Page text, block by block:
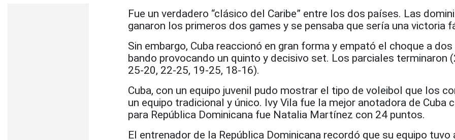
Fue un verdadero “clásico del Caribe” entre los dos países. Las
ganaron los primeros dos games y se pensaba que sería una victoria
Sin embargo, Cuba reaccionó en gran forma y empató el choque a dos
bando provocando un quinto y decisivo set. Los parciales terminaron
25-20, 22-25, 19-25, 18-16).
Cuba, con un equipo juvenil pudo mostrar el tipo de voleibol que los
un equipo tradicional y único. Ivy Vila fue la mejor anotadora de Cuba
para República Dominicana fue Natalia Martínez con 24 puntos.
El entrenador de la República Dominicana recordó que su equipo tuvo